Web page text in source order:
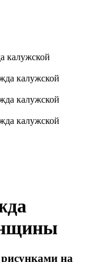
калужской
на